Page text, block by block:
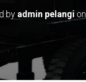
by admin pelangion